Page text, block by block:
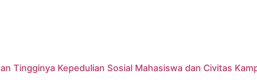
Tingginya Kepedulian Sosial Mahasiswa dan Civitas